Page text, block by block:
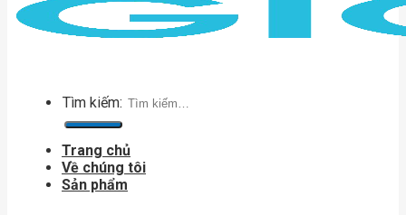
Tìm kiếm:
Trang chủ
Về chúng tôi
Sản phẩm